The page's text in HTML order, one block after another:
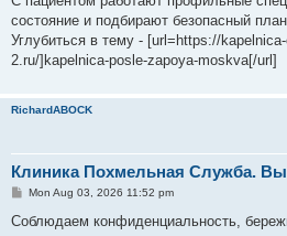
состояние и подбирают безопасный
Углубиться в тему - [url=https://
2.ru/]kapelnica-posle-zapoya-moskva[/url]
RichardABOCK
Клиника Похмельная Служба.
P
s
Mon Aug 03, 2026 11:52 pm
Соблюдаем конфиденциальность,